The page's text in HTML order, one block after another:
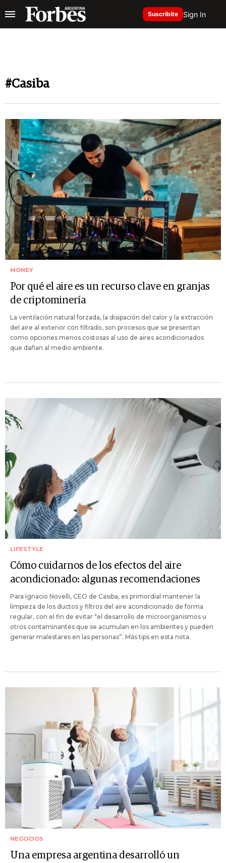
Suscribite Sign In
#Casiba
MONEY
Por qué el aire es un recurso clave en granjas
de criptominería
La ventilación natural forzada, la disipación del calor y la extracción
del aire al exterior con filtrado, son procesos que se presentan
como opciones menos costosas al uso de aires acondicionados
que dañan al medio ambiente.
LIFESTYLE
Cómo cuidarnos de los efectos del aire
acondicionado: algunas recomendaciones
Para Ignacio Novelli, CEO de Casiba, es primordial mantener la
limpieza de los ductos y filtros del aire acondicionado de forma
regular, con el fin de evitar "el desarrollo de microorganismos u
otros contaminantes que se acumulan en los ambientes y pueden
generar malestares en las personas”. Más tips en esta nota.
NEGOCIOS
Una empresa argentina desarrolló un